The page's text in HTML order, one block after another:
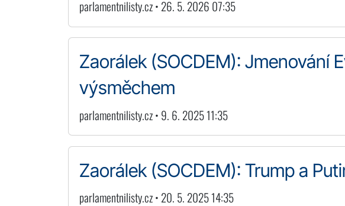
parlamentnilisty.cz • 26. 5. 2026 07:35
Zaorálek (SOCDEM): Jmenování
výsměchem
parlamentnilisty.cz • 9. 6. 2025 11:35
Zaorálek (SOCDEM): Trump a
parlamentnilisty.cz • 20. 5. 2025 14:35